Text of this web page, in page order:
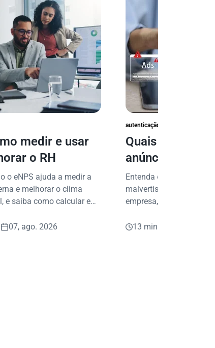
medir e usar
o RH
o eNPS ajuda a medir a
e melhorar o clima
e saiba como calcular e
07, ago. 2026
autenticação e prevenção à
Quais são os
anúncios falsos
proteger seu
Entenda os riscos de
malvertising e saiba
empresa, seus dados e
13 min leitura